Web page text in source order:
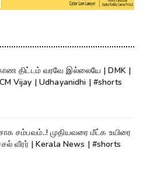
திட்டம் வரவே இல்லையே | DMK |
Vijay | Udhayanidhi | #shorts
சம்பவம்..! முதியவரை மீட்க உயிரை
வீரர் | Kerala News | #shorts